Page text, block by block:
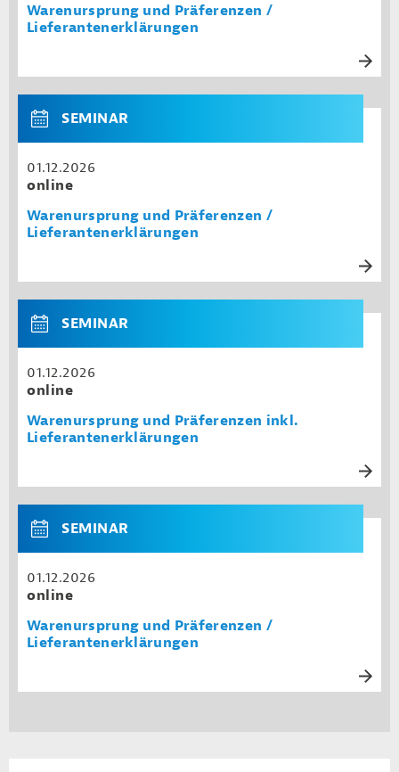
Warenursprung und Präferenzen /
Lieferantenerklärungen
SEMINAR
01.12.2026
online
Warenursprung und Präferenzen /
Lieferantenerklärungen
SEMINAR
01.12.2026
online
Warenursprung und Präferenzen inkl.
Lieferantenerklärungen
SEMINAR
01.12.2026
online
Warenursprung und Präferenzen /
Lieferantenerklärungen